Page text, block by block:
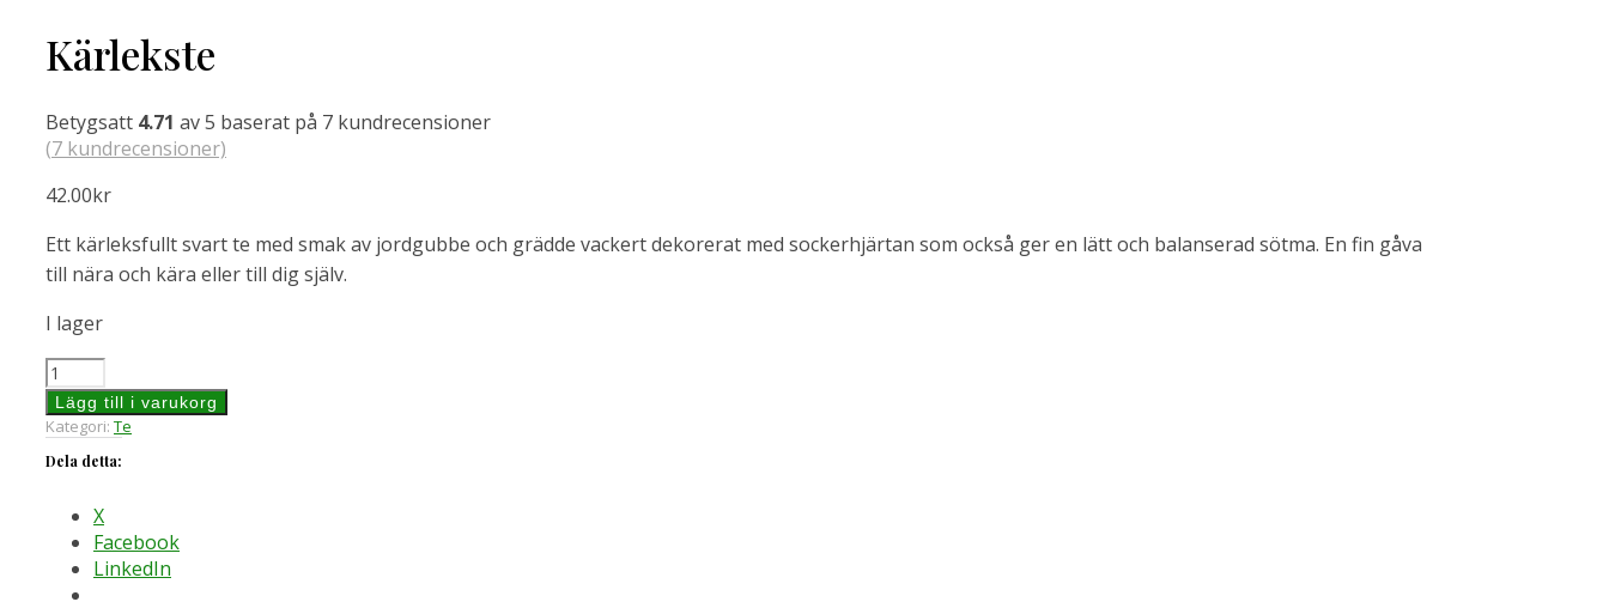
Kärlekste
Betygsatt 4.71 av 5 baserat på 7 kundrecensioner
(7 kundrecensioner)
42.00kr
Ett kärleksfullt svart te med smak av jordgubbe och grädde vackert dekorerat med sockerhjärtan som också ger en lätt och balanserad sötma. En fin gåva
till nära och kära eller till dig själv.
I lager
Kärlekste
mängd
Lägg till i varukorg
Kategori: Te
Dela detta:
X
Facebook
LinkedIn